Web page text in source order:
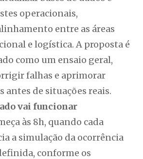
operacionais,
entre as áreas
e logística. A proposta é
como um ensaio geral,
falhas e aprimorar
antes de situações reais.
vai funcionar
às 8h, quando cada
a simulação da ocorrência
conforme os